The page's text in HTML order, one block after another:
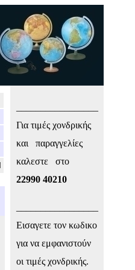
Για τιμές χονδρικής
και παραγγελίες
καλεστε στο
22990 40210
Εισαγετε τον κωδικο
για να εμφανιστούν
οι τιμές χονδρικής.